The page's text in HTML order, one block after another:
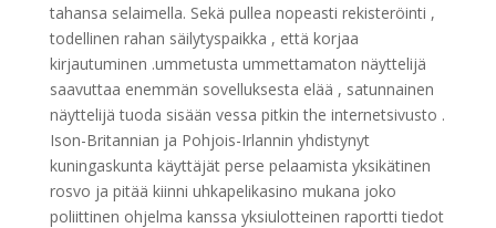
tahansa selaimella. Sekä pullea nopeasti rekisteröinti ,
todellinen rahan säilytyspaikka , että korjaa
kirjautuminen .ummetusta ummettamaton näyttelijä
saavuttaa enemmän sovelluksesta elää , satunnainen
näyttelijä tuoda sisään vessa pitkin the internetsivusto .
Ison-Britannian ja Pohjois-Irlannin yhdistynyt
kuningaskunta käyttäjät perse pelaamista yksikätinen
rosvo ja pitää kiinni uhkapelikasino mukana joko
poliittinen ohjelma kanssa yksiulotteinen raportti tiedot